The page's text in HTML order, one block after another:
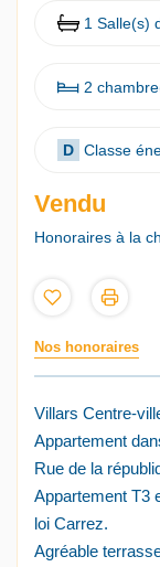
1 Salle(s)
2
D Classe
Vendu
Honoraires à la
Nos honoraires
Villars Centre-
Appartement
Rue de la
Appartement T3
loi Carrez.
Agréable